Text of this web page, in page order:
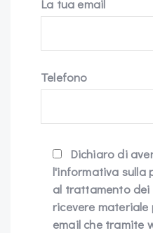
La tua email
Telefono
Dichiaro di
l'informativa sulla
al trattamento
ricevere
email che tramite